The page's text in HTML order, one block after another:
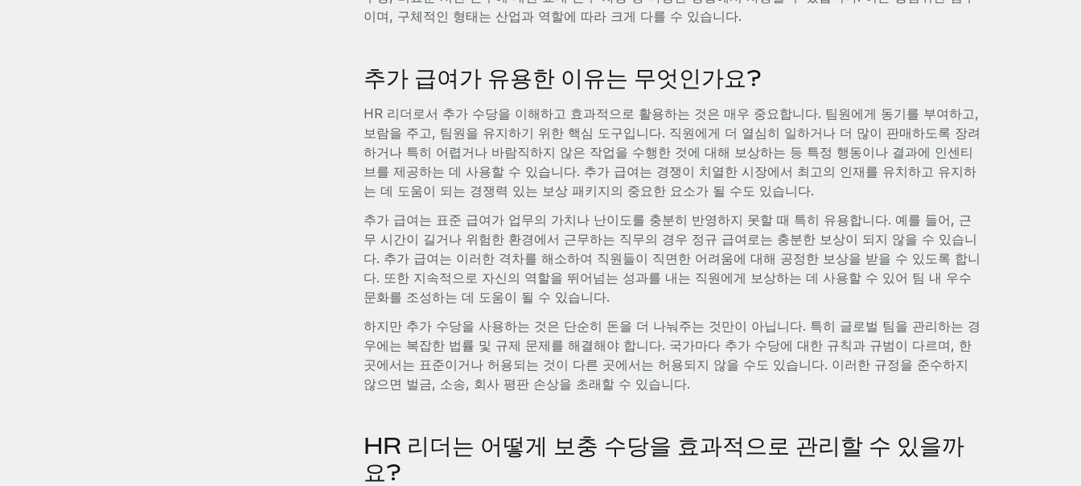
이며, 구체적인 형태는 산업과 역할에 따라 크게 다를 수 있습니다.
추가 급여가 유용한 이유는 무엇인가요?
HR 리더로서 추가 수당을 이해하고 효과적으로 활용하는 것은 매우 중요합니다. 팀원에게 동기를 부여하고,
보람을 주고, 팀원을 유지하기 위한 핵심 도구입니다. 직원에게 더 열심히 일하거나 더 많이 판매하도록 장려
하거나 특히 어렵거나 바람직하지 않은 작업을 수행한 것에 대해 보상하는 등 특정 행동이나 결과에 인센티
브를 제공하는 데 사용할 수 있습니다. 추가 급여는 경쟁이 치열한 시장에서 최고의 인재를 유치하고 유지하
는 데 도움이 되는 경쟁력 있는 보상 패키지의 중요한 요소가 될 수도 있습니다.
추가 급여는 표준 급여가 업무의 가치나 난이도를 충분히 반영하지 못할 때 특히 유용합니다. 예를 들어, 근
무 시간이 길거나 위험한 환경에서 근무하는 직무의 경우 정규 급여로는 충분한 보상이 되지 않을 수 있습니
다. 추가 급여는 이러한 격차를 해소하여 직원들이 직면한 어려움에 대해 공정한 보상을 받을 수 있도록 합니
다. 또한 지속적으로 자신의 역할을 뛰어넘는 성과를 내는 직원에게 보상하는 데 사용할 수 있어 팀 내 우수
문화를 조성하는 데 도움이 될 수 있습니다.
하지만 추가 수당을 사용하는 것은 단순히 돈을 더 나눠주는 것만이 아닙니다. 특히 글로벌 팀을 관리하는 경
우에는 복잡한 법률 및 규제 문제를 해결해야 합니다. 국가마다 추가 수당에 대한 규칙과 규범이 다르며, 한
곳에서는 표준이거나 허용되는 것이 다른 곳에서는 허용되지 않을 수도 있습니다. 이러한 규정을 준수하지
않으면 벌금, 소송, 회사 평판 손상을 초래할 수 있습니다.
HR 리더는 어떻게 보충 수당을 효과적으로 관리할 수 있을까
요?